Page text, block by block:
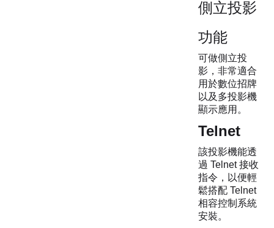
側立投影
功能
可做側立投
影，非常適合
用於數位招牌
以及多投影機
顯示應用。
Telnet
該投影機能透
過 Telnet 接收
指令，以便輕
鬆搭配 Telnet
相容控制系統
安裝。